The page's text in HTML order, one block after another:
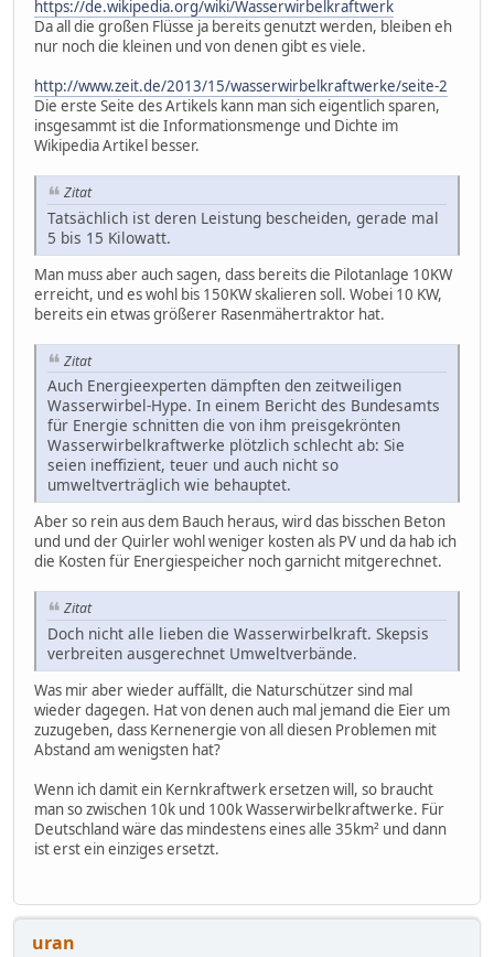
https://de.wikipedia.org/wiki/Wasserwirbelkraftwerk
Da all die großen Flüsse ja bereits genutzt werden, bleiben eh
nur noch die kleinen und von denen gibt es viele.
http://www.zeit.de/2013/15/wasserwirbelkraftwerke/seite-2
Die erste Seite des Artikels kann man sich eigentlich sparen,
insgesammt ist die Informationsmenge und Dichte im
Wikipedia Artikel besser.
Zitat
Tatsächlich ist deren Leistung bescheiden, gerade mal
5 bis 15 Kilowatt.
Man muss aber auch sagen, dass bereits die Pilotanlage 10KW
erreicht, und es wohl bis 150KW skalieren soll. Wobei 10 KW,
bereits ein etwas größerer Rasenmähertraktor hat.
Zitat
Auch Energieexperten dämpften den zeitweiligen
Wasserwirbel-Hype. In einem Bericht des Bundesamts
für Energie schnitten die von ihm preisgekrönten
Wasserwirbelkraftwerke plötzlich schlecht ab: Sie
seien ineffizient, teuer und auch nicht so
umweltverträglich wie behauptet.
Aber so rein aus dem Bauch heraus, wird das bisschen Beton
und und der Quirler wohl weniger kosten als PV und da hab ich
die Kosten für Energiespeicher noch garnicht mitgerechnet.
Zitat
Doch nicht alle lieben die Wasserwirbelkraft. Skepsis
verbreiten ausgerechnet Umweltverbände.
Was mir aber wieder auffällt, die Naturschützer sind mal
wieder dagegen. Hat von denen auch mal jemand die Eier um
zuzugeben, dass Kernenergie von all diesen Problemen mit
Abstand am wenigsten hat?
Wenn ich damit ein Kernkraftwerk ersetzen will, so braucht
man so zwischen 10k und 100k Wasserwirbelkraftwerke. Für
Deutschland wäre das mindestens eines alle 35km² und dann
ist erst ein einziges ersetzt.
uran